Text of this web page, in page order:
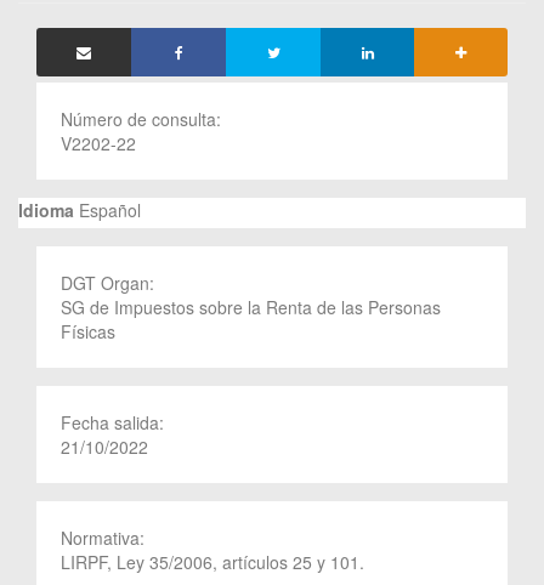
Número de consulta:
V2202-22
Idioma Español
DGT Organ:
SG de Impuestos sobre la Renta de las Personas
Físicas
Fecha salida:
21/10/2022
Normativa:
LIRPF, Ley 35/2006, artículos 25 y 101.